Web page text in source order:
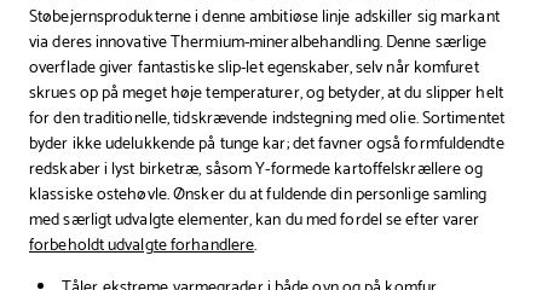
Støbejernsprodukterne i denne ambitiøse linje adskiller sig markant
via deres innovative Thermium-mineralbehandling. Denne særlige
overflade giver fantastiske slip-let egenskaber, selv når komfuret
skrues op på meget høje temperaturer, og betyder, at du slipper helt
for den traditionelle, tidskrævende indstegning med olie. Sortimentet
byder ikke udelukkende på tunge kar; det favner også formfuldendte
redskaber i lyst birketræ, såsom Y-formede kartoffelskrællere og
klassiske ostehøvle. Ønsker du at fuldende din personlige samling
med særligt udvalgte elementer, kan du med fordel se efter varer
forbeholdt udvalgte forhandlere.